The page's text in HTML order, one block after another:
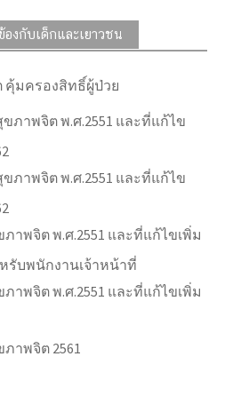
งกับเด็กและเยาวชน
คุ้มครองสิทธิ์ผู้ป่วย
ภาพจิต พ.ศ.2551 และที่แก้ไข
ภาพจิต พ.ศ.2551 และที่แก้ไข
าพจิต พ.ศ.2551 และที่แก้ไขเพิ่ม
รับพนักงานเจ้าหน้าที่
าพจิต พ.ศ.2551 และที่แก้ไขเพิ่ม
าพจิต 2561